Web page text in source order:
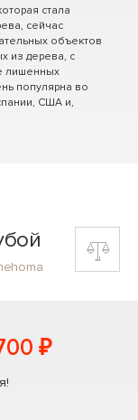
стала
сейчас
объектов
из дерева, с
лишенных
популярна во
США и,
₽